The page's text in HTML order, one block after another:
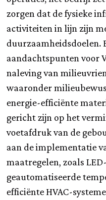
zorgen dat de fysieke
activiteiten in lijn zijn
duurzaamheidsdoelen.
aandachtspunten voor
naleving van
waaronder
energie-efficiënte
gericht zijn op het
voetafdruk van de
aan de implementatie
maatregelen, zoals
geautomatiseerde
efficiënte HVAC-